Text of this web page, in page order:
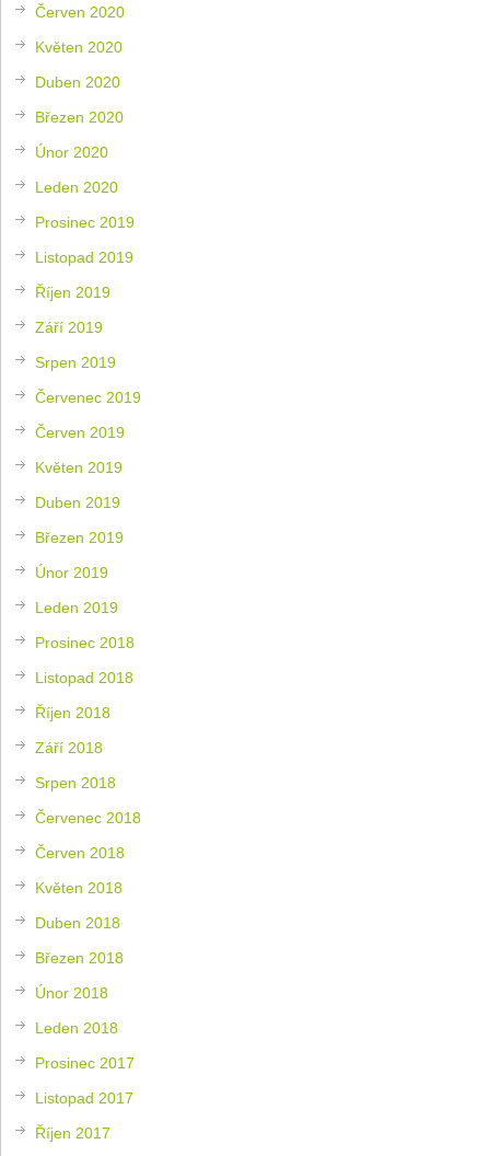
Červen 2020
Květen 2020
Duben 2020
Březen 2020
Únor 2020
Leden 2020
Prosinec 2019
Listopad 2019
Říjen 2019
Září 2019
Srpen 2019
Červenec 2019
Červen 2019
Květen 2019
Duben 2019
Březen 2019
Únor 2019
Leden 2019
Prosinec 2018
Listopad 2018
Říjen 2018
Září 2018
Srpen 2018
Červenec 2018
Červen 2018
Květen 2018
Duben 2018
Březen 2018
Únor 2018
Leden 2018
Prosinec 2017
Listopad 2017
Říjen 2017